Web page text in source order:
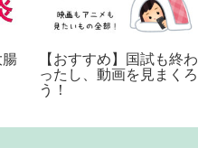
腸
【おすすめ】国試も終わ
ったし、動画を見まくろ
う！